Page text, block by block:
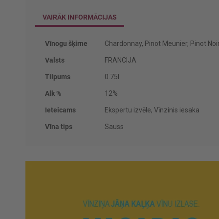
VAIRĀK INFORMĀCIJAS
Vairāk
Vīnogu šķirne Chardonnay, Pinot Meunier, Pinot
Valsts FRANCIJA
Tilpums 0.75l
Alk % 12%
Ieteicams Ekspertu izvēle, Vīnzinis iesaka
Vīna tips Sauss